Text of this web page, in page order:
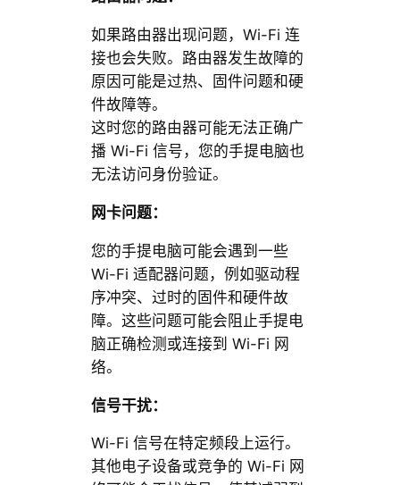
如果路由器出现问题，Wi-Fi 连
接也会失败。路由器发生故障的
原因可能是过热、固件问题和硬
件故障等。
这时您的路由器可能无法正确广
播 Wi-Fi 信号，您的手提电脑也
无法访问身份验证。
网卡问题：
您的手提电脑可能会遇到一些
Wi-Fi 适配器问题，例如驱动程
序冲突、过时的固件和硬件故
障。这些问题可能会阻止手提电
脑正确检测或连接到 Wi-Fi 网
络。
信号干扰：
Wi-Fi 信号在特定频段上运行。
其他电子设备或竞争的 Wi-Fi 网